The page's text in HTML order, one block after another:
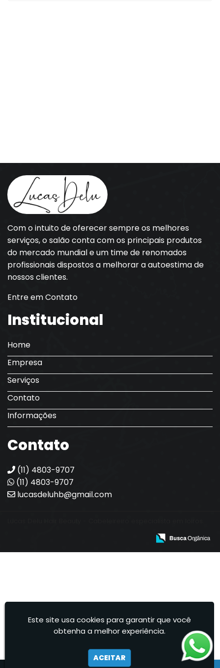
Com o intuito de oferecer sempre os melhores
serviços, o salão conta com os principais produtos
do mercado mundial e um time de renomados
profissionais dispostos a melhorar a autoestima de
nossos clientes.
Entre em Contato
Institucional
Home
Empresa
Serviços
Contato
Informações
Contato
(11) 4803-9707
(11) 4803-9707
lucasdeluhb@gmail.com
Este site usa cookies para garantir que você
obtenha a melhor experiência.
ACEITAR